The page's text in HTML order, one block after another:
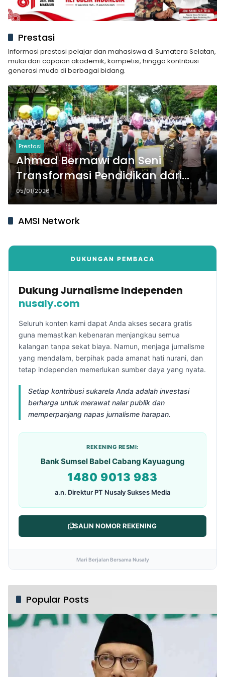
Prestasi
Informasi prestasi pelajar dan mahasiswa di Sumatera Selatan,
mulai dari capaian akademik, kompetisi, hingga kontribusi
generasi muda di berbagai bidang.
Prestasi
Ahmad Bermawi dan Seni
Transformasi Pendidikan dari
Sumatera Selatan
05/01/2026
AMSI Network
DUKUNGAN PEMBACA
Dukung Jurnalisme Independen
nusaly.com
Seluruh konten kami dapat Anda akses secara gratis
guna memastikan kebenaran menjangkau semua
kalangan tanpa sekat biaya. Namun, menjaga jurnalisme
yang mendalam, berpihak pada amanat hati nurani, dan
tetap independen memerlukan sumber daya yang nyata.
Setiap kontribusi sukarela Anda adalah investasi
berharga untuk merawat nalar publik dan
memperpanjang napas jurnalisme harapan.
REKENING RESMI:
Bank Sumsel Babel Cabang Kayuagung
1480 9013 983
a.n. Direktur PT Nusaly Sukses Media
SALIN NOMOR REKENING
Mari Berjalan Bersama Nusaly
Popular Posts